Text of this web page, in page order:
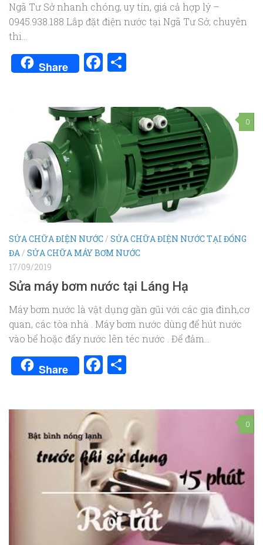
Ngã Tư Sở nhanh chóng, uy tín, giá cả hợp lý –
0945.938.188 Lắp đặt điện nước tại Ngã Tư Sở; chuyên
thi...
Share Facebook
0
SỬA CHỮA ĐIỆN NƯỚC/ SỬA CHỮA ĐIỆN NƯỚC TẠI ĐỐNG
ĐA/ SỬA CHỮA MÁY BƠM NƯỚC
17/09/2019
Sửa máy bơm nước tại Láng Hạ
Máy bơm nước là vật dụng gần gũi với các gia đình,cơ
quan, các tòa nhà . Máy bơm nước dùng để hút nước
vào bể hoặc đẩy nước lên téc nước . Để đảm...
Share Facebook
0